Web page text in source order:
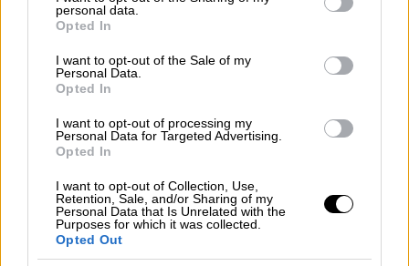
grant or deny consent to Google and its third-party tags to
use your data for below specified purposes in below Google
consent section.
personal data.
Opted In
I want to opt-out of the Sale of my
Personal Data.
Opted In
I want to opt-out of processing my
Personal Data for Targeted Advertising.
Opted In
I want to opt-out of Collection, Use,
Retention, Sale, and/or Sharing of my
Personal Data that Is Unrelated with the
Purposes for which it was collected.
Opted Out
ραντεβού μέσω «γραφείου» με
αγγελίες σε ιστοσελίδα
Για την ιστορία, το πιο φθηνό κόστισε5
ευρώ, ενώ το πιο ακριβό
σύγκριση των δύο σουβλακίων
για να
αξιολογήσει ποιο αξίζει περισσότερο
είναι μεγαλύτερο και ποιο είναι πιο νόστιμο